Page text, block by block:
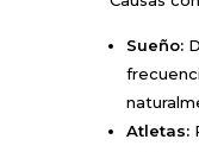
Sueño:
Atletas: